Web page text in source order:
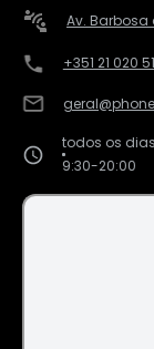
Av. Barbosa
+351 21 020
todos os dias
9:30-20:00